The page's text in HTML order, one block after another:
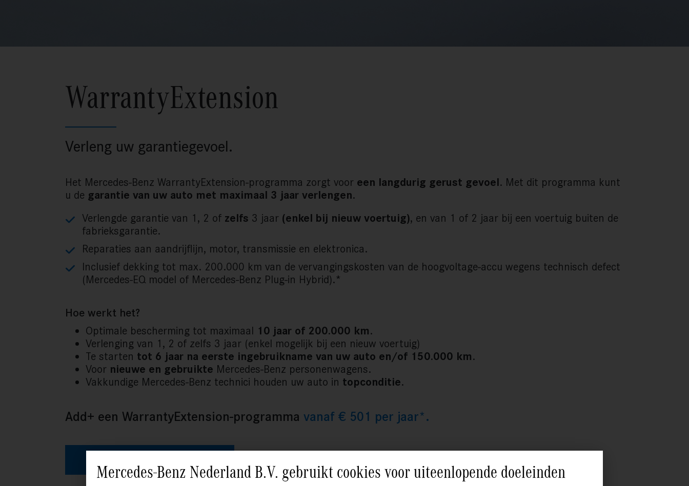
WarrantyExtension
Verleng uw garantiegevoel.
Het Mercedes-Benz WarrantyExtension-programma zorgt voor een langdurig gerust gevoel. Met dit programma kunt
u de garantie van uw auto met maximaal 3 jaar verlengen.
Verlengde garantie van 1, 2 of zelfs 3 jaar (enkel bij nieuw voertuig), en van 1 of 2 jaar bij een voertuig buiten de
fabrieksgarantie.
Reparaties aan aandrijflijn, motor, transmissie en elektronica.
Inclusief dekking tot max. 200.000 km van de vervangingskosten van de hoogvoltage-accu wegens technisch defect
(Mercedes-EQ model of Mercedes-Benz Plug-in Hybrid).*
Hoe werkt het?
Optimale bescherming tot maximaal 10 jaar of 200.000 km.
Verlenging van 1, 2 of zelfs 3 jaar (enkel mogelijk bij een nieuw voertuig)
Te starten tot 6 jaar na eerste ingebruikname van uw auto en/of 150.000 km.
Voor nieuwe en gebruikte Mercedes-Benz personenwagens.
Vakkundige Mercedes-Benz technici houden uw auto in topconditie.
Add+ een WarrantyExtension-programma vanaf € 501 per jaar*.
Mercedes-Benz Nederland B.V. gebruikt cookies voor uiteenlopende doeleinden